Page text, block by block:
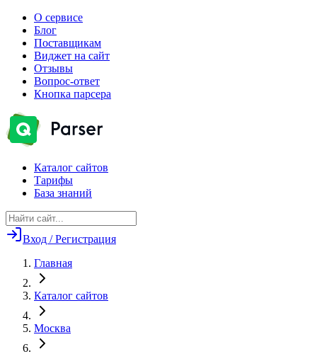
О сервисе
Блог
Поставщикам
Виджет на сайт
Отзывы
Вопрос-ответ
Кнопка парсера
Каталог сайтов
Тарифы
База знаний
Вход / Регистрация
Главная
Каталог сайтов
Москва